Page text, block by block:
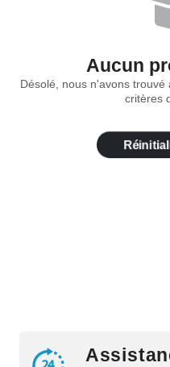
Aucun
Désolé, nous n'avons
critères